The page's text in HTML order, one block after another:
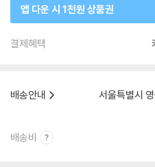
앱 다운 시 1천원 상품권
결제혜택
배송안내
서울특별시
배송비